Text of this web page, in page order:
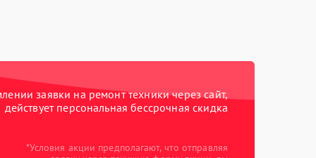
заявки на ремонт техники через сайт,
действует персональная бессрочная скидка
*Условия акции предполагают, что отправляя